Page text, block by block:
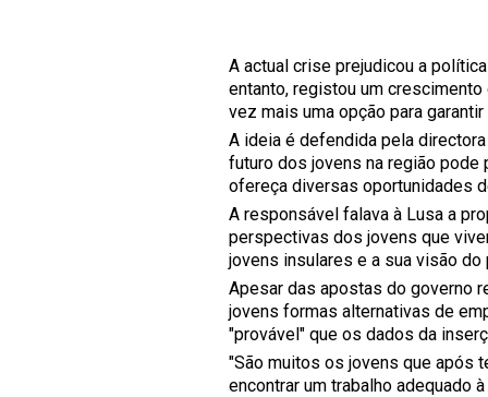
A actual crise prejudicou a
entanto, registou um
vez mais uma opção para
A ideia é defendida pela
futuro dos jovens na região pode
ofereça diversas oportunidades
A responsável falava à Lusa a
perspectivas dos jovens que
jovens insulares e a sua visão do
Apesar das apostas do governo
jovens formas alternativas de
"provável" que os dados da
"São muitos os jovens que após
encontrar um trabalho adequado